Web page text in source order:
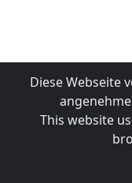
Diese Webseite
This website